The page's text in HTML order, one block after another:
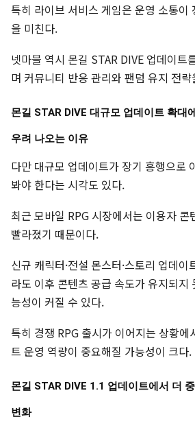
특히 라이브 서비스 게임은 운영 소통이
을 미친다.
넷마블 역시 몬길 STAR DIVE 업데이트
며 커뮤니티 반응 관리와 팬덤 유지 전
몬길 STAR DIVE 대규모 업데이트 확대
우려 나오는 이유
다만 대규모 업데이트가 장기 흥행으로
봐야 한다는 시각도 있다.
최근 모바일 RPG 시장에서는 이용자 콘
빨라졌기 때문이다.
신규 캐릭터·전설 몬스터·스토리 업데
라도 이후 콘텐츠 공급 속도가 유지되지
능성이 커질 수 있다.
특히 경쟁 RPG 출시가 이어지는 상황에
트 운영 역량이 중요해질 가능성이 크다.
몬길 STAR DIVE 1.1 업데이트에서 더
변화